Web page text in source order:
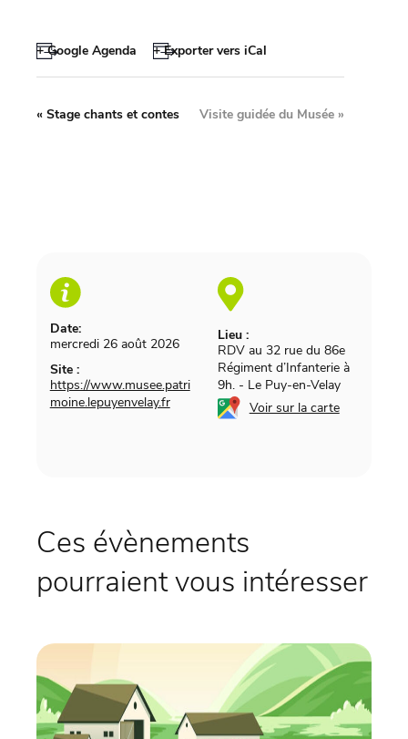
+ Google Agenda + Exporter vers iCal
Date:
mercredi 26 août 2026
Site :
https://www.musee.patri
moine.lepuyenvelay.fr
Lieu :
RDV au 32 rue du 86e
Régiment d’Infanterie à
9h. - Le Puy-en-Velay
Voir sur la carte
« Stage chants et contes Visite guidée du Musée »
Ces évènements
pourraient vous intéresser